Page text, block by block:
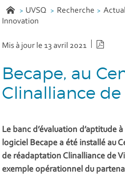
UVSQ Recherche
Innovation
Mis à jour le 13 avril 2021
Becape, au
Clinalliance de
Le banc d’évaluation d’aptitude
logiciel Becape a été installé au
de réadaptation Clinalliance de
exemple opérationnel du